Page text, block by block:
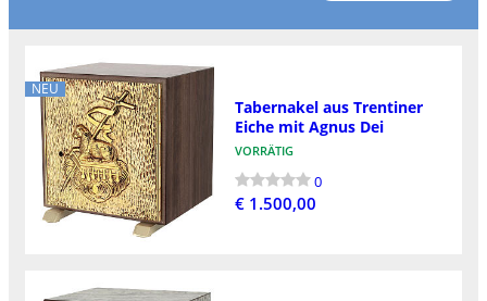
NEU
Tabernakel aus Trentiner
Eiche mit Agnus Dei
VORRÄTIG
0
€ 1.500,00